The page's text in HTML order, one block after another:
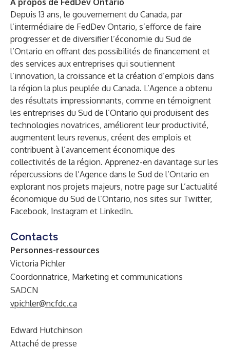
À propos de FedDev Ontario
Depuis 13 ans, le gouvernement du Canada, par
l’intermédiaire de FedDev Ontario, s’efforce de faire
progresser et de diversifier l’économie du Sud de
l’Ontario en offrant des possibilités de financement et
des services aux entreprises qui soutiennent
l’innovation, la croissance et la création d’emplois dans
la région la plus peuplée du Canada. L’Agence a obtenu
des résultats impressionnants, comme en témoignent
les entreprises du Sud de l’Ontario qui produisent des
technologies novatrices, améliorent leur productivité,
augmentent leurs revenus, créent des emplois et
contribuent à l’avancement économique des
collectivités de la région. Apprenez-en davantage sur les
répercussions de l’Agence dans le Sud de l’Ontario en
explorant nos projets majeurs, notre page sur L’actualité
économique du Sud de l’Ontario, nos sites sur Twitter,
Facebook, Instagram et LinkedIn.
Contacts
Personnes-ressources
Victoria Pichler
Coordonnatrice, Marketing et communications
SADCN
vpichler@ncfdc.ca
Edward Hutchinson
Attaché de presse